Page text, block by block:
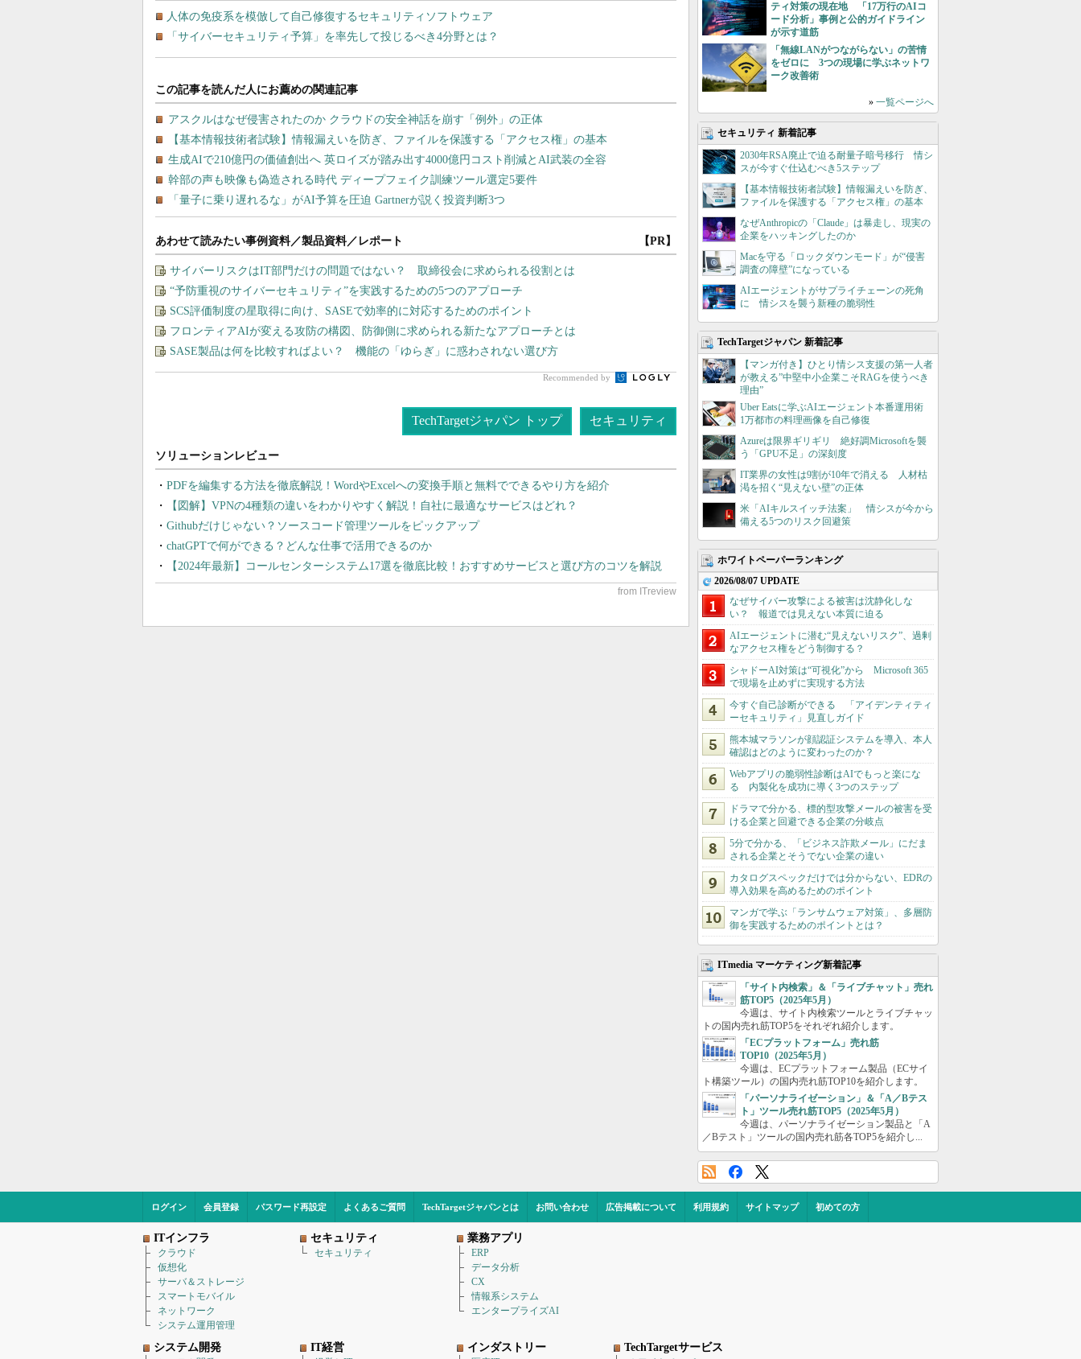
人体の免疫系を模倣して自己修復するセキュリティソフトウェア
「サイバーセキュリティ予算」を率先して投じるべき4分野とは？
あわせて読みたい事例資料／製品資料／レポート 【PR】
サイバーリスクはIT部門だけの問題ではない？ 取締役会に求められる役割とは
“予防重視のサイバーセキュリティ”を実践するための5つのアプローチ
SCS評価制度の星取得に向け、SASEで効率的に対応するためのポイント
フロンティアAIが変える攻防の構図、防御側に求められる新たなアプローチとは
SASE製品は何を比較すればよい？ 機能の「ゆらぎ」に惑わされない選び方
Recommended by
TechTargetジャパン トップ セキュリティ
PDFを編集する方法を徹底解説！WordやExcelへの変換手順と無料でできるやり方を紹介
【図解】VPNの4種類の違いをわかりやすく解説！自社に最適なサービスはどれ？
Githubだけじゃない？ソースコード管理ツールをピックアップ
chatGPTで何ができる？どんな仕事で活用できるのか
【2024年最新】コールセンターシステム17選を徹底比較！おすすめサービスと選び方のコツを解説
ティ対策の現在地 「17万行のAIコ
ード分析」事例と公的ガイドライン
が示す道筋
「無線LANがつながらない」の苦情
をゼロに 3つの現場に学ぶネットワ
ーク改善術
» 一覧ページへ
セキュリティ 新着記事
2030年RSA廃止で迫る耐量子暗号移行 情シ
スが今すぐ仕込むべき5ステップ
【基本情報技術者試験】情報漏えいを防ぎ、
ファイルを保護する「アクセス権」の基本
なぜAnthropicの「Claude」は暴走し、現実の
企業をハッキングしたのか
Macを守る「ロックダウンモード」が“侵害
調査の障壁”になっている
AIエージェントがサプライチェーンの死角
に 情シスを襲う新種の脆弱性
TechTargetジャパン 新着記事
【マンガ付き】ひとり情シス支援の第一人者
が教える”中堅中小企業こそRAGを使うべき
理由”
Uber Eatsに学ぶAIエージェント本番運用術
1万都市の料理画像を自己修復
Azureは限界ギリギリ 絶好調Microsoftを襲
う「GPU不足」の深刻度
IT業界の女性は9割が10年で消える 人材枯
渇を招く“見えない壁”の正体
米「AIキルスイッチ法案」 情シスが今から
備える5つのリスク回避策
ホワイトペーパーランキング
2026/08/07 UPDATE
なぜサイバー攻撃による被害は沈静化しな
い？ 報道では見えない本質に迫る
AIエージェントに潜む“見えないリスク”、過剰
なアクセス権をどう制御する？
シャドーAI対策は“可視化”から Microsoft 365
で現場を止めずに実現する方法
今すぐ自己診断ができる 「アイデンティティ
ーセキュリティ」見直しガイド
熊本城マラソンが顔認証システムを導入、本人
確認はどのように変わったのか？
Webアプリの脆弱性診断はAIでもっと楽にな
る 内製化を成功に導く3つのステップ
ドラマで分かる、標的型攻撃メールの被害を受
ける企業と回避できる企業の分岐点
5分で分かる、「ビジネス詐欺メール」にだま
される企業とそうでない企業の違い
カタログスペックだけでは分からない、EDRの
導入効果を高めるためのポイント
マンガで学ぶ「ランサムウェア対策」、多層防
御を実践するためのポイントとは？
ITmedia マーケティング新着記事
「サイト内検索」＆「ライブチャット」売れ
筋TOP5（2025年5月）
今週は、サイト内検索ツールとライブチャッ
トの国内売れ筋TOP5をそれぞれ紹介します。
「ECプラットフォーム」売れ筋
TOP10（2025年5月）
今週は、ECプラットフォーム製品（ECサイ
ト構築ツール）の国内売れ筋TOP10を紹介します。
「パーソナライゼーション」＆「A／Bテス
ト」ツール売れ筋TOP5（2025年5月）
今週は、パーソナライゼーション製品と「A
／Bテスト」ツールの国内売れ筋各TOP5を紹介し...
ログイン 会員登録 パスワード再設定 よくあるご質問 TechTargetジャパンとは お問い合わせ 広告掲載について 利用規約 サイトマップ 初めての方
ITインフラ
クラウド
仮想化
サーバ＆ストレージ
スマートモバイル
ネットワーク
システム運用管理
セキュリティ
セキュリティ
業務アプリ
ERP
データ分析
CX
情報系システム
エンタープライズAI
システム開発 IT経営 インダストリー TechTargetサービス